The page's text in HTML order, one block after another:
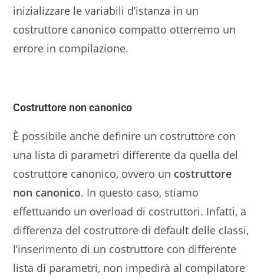
inizializzare le variabili d’istanza in un
costruttore canonico compatto otterremo un
errore in compilazione.
Costruttore non canonico
È possibile anche definire un costruttore con
una lista di parametri differente da quella del
costruttore canonico, ovvero un costruttore
non canonico. In questo caso, stiamo
effettuando un overload di costruttori. Infatti, a
differenza del costruttore di default delle classi,
l’inserimento di un costruttore con differente
lista di parametri, non impedirà al compilatore